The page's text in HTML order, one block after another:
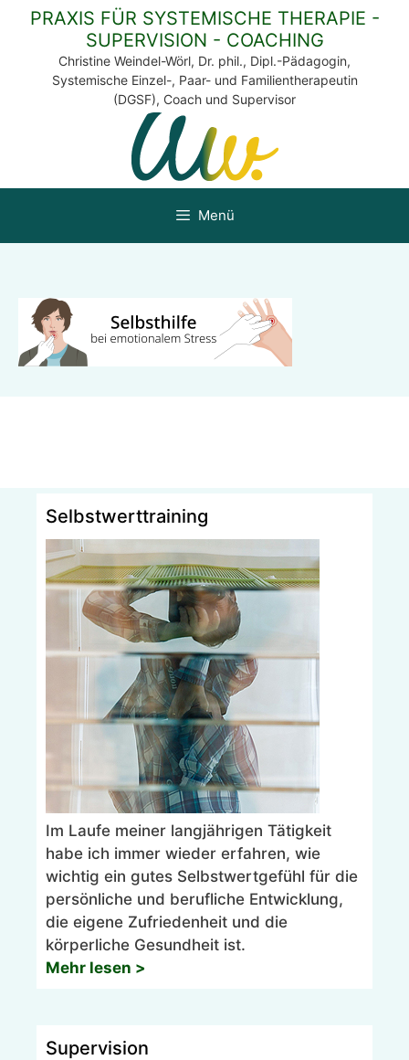
Zum
springen
PRAXIS FÜR SYSTEMISCHE THERAPIE -
SUPERVISION - COACHING
Christine Weindel-Wörl, Dr. phil., Dipl.-Pädagogin,
Systemische Einzel-, Paar- und Familientherapeutin
(DGSF), Coach und Supervisor
Menü
Selbstwerttraining
Im Laufe meiner langjährigen Tätigkeit
habe ich immer wieder erfahren, wie
wichtig ein gutes Selbstwertgefühl für die
persönliche und berufliche Entwicklung,
die eigene Zufriedenheit und die
körperliche Gesundheit ist.
Mehr lesen >
Supervision